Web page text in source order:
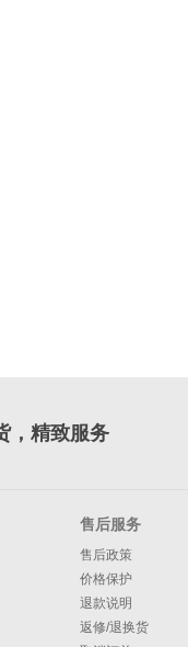
，精致服务
售后服务
售后政策
价格保护
退款说明
返修/退换货